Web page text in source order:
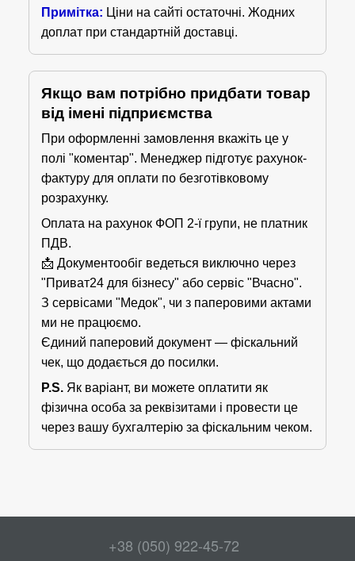
Примітка: Ціни на сайті остаточні. Жодних
доплат при стандартній доставці.
Якщо вам потрібно придбати товар
від імені підприємства
При оформленні замовлення вкажіть це у
полі "коментар". Менеджер підготує рахунок-
фактуру для оплати по безготівковому
розрахунку.
Оплата на рахунок ФОП 2-ї групи, не платник
ПДВ.
📩 Документообіг ведеться виключно через
"Приват24 для бізнесу" або сервіс "Вчасно".
З сервісами "Медок", чи з паперовими актами
ми не працюємо.
Єдиний паперовий документ — фіскальний
чек, що додається до посилки.
P.S. Як варіант, ви можете оплатити як
фізична особа за реквізитами і провести це
через вашу бухгалтерію за фіскальним чеком.
+38 (050) 922-45-72